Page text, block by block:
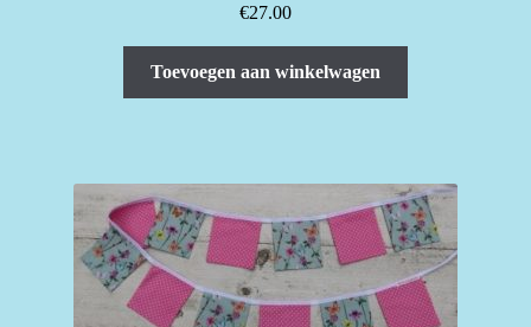
€27.00
Toevoegen aan winkelwagen